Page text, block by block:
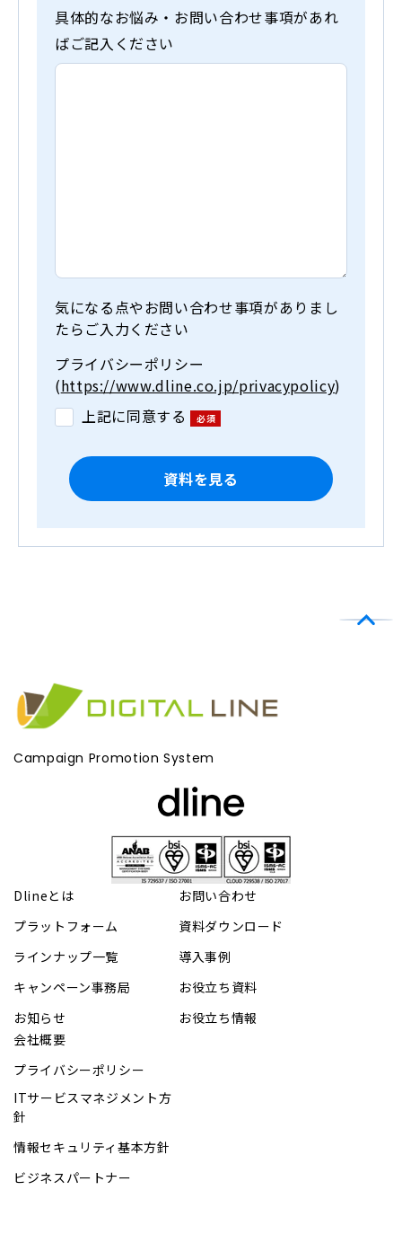
具体的なお悩み・お問い合わせ事項があれ
ばご記入ください
気になる点やお問い合わせ事項がありまし
たらご入力ください
プライバシーポリシー
(https://www.dline.co.jp/privacypolicy)
上記に同意する
Campaign Promotion System
Dlineとは
プラットフォーム
ラインナップ一覧
キャンペーン事務局
お知らせ
お問い合わせ
資料ダウンロード
導入事例
お役立ち資料
お役立ち情報
会社概要
プライバシーポリシー
ITサービスマネジメント方
針
情報セキュリティ基本方針
ビジネスパートナー